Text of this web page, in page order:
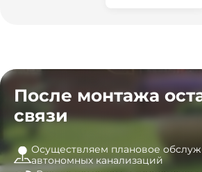
После монтажа
связи
Осуществляем плановое
автономных канализаций